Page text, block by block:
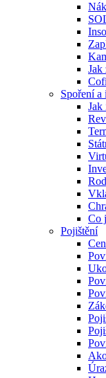
Jak
Spoření a
Jak
Co
Pojištění